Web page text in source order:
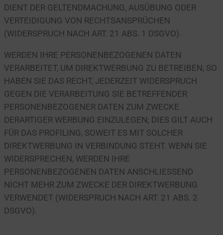
DIENT DER GELTENDMACHUNG, AUSÜBUNG ODER
VERTEIDIGUNG VON RECHTSANSPRÜCHEN
(WIDERSPRUCH NACH ART. 21 ABS. 1 DSGVO).
WERDEN IHRE PERSONENBEZOGENEN DATEN
VERARBEITET, UM DIREKTWERBUNG ZU BETREIBEN, SO
HABEN SIE DAS RECHT, JEDERZEIT WIDERSPRUCH
GEGEN DIE VERARBEITUNG SIE BETREFFENDER
PERSONENBEZOGENER DATEN ZUM ZWECKE
DERARTIGER WERBUNG EINZULEGEN; DIES GILT AUCH
FÜR DAS PROFILING, SOWEIT ES MIT SOLCHER
DIREKTWERBUNG IN VERBINDUNG STEHT. WENN SIE
WIDERSPRECHEN, WERDEN IHRE
PERSONENBEZOGENEN DATEN ANSCHLIESSEND
NICHT MEHR ZUM ZWECKE DER DIREKTWERBUNG
VERWENDET (WIDERSPRUCH NACH ART. 21 ABS. 2
DSGVO).